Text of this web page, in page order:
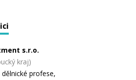
s.r.o.
kraj)
profese,